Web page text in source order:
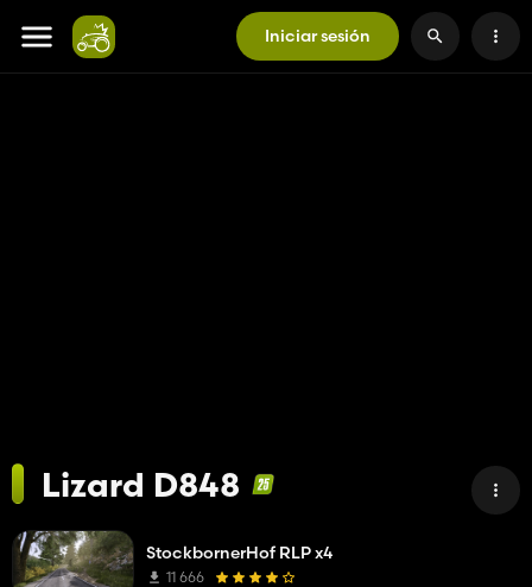
Iniciar sesión
Lizard D848
StockbornerHof RLP x4
11 666